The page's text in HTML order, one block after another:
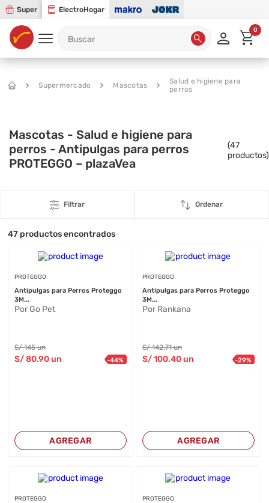
Super ElectroHogar
0
Supermercado Mascotas
Salud e higiene para
perros
Mascotas - Salud e higiene para
perros - Antipulgas para perros
PROTEGGO – plazaVea
(47
productos)
Filtrar Ordenar
47 productos encontrados
PROTEGGO
Antipulgas para Perros Proteggo
3M...
Por Go Pet
S/145 un
S/80.90 un -44%
AGREGAR
PROTEGGO
Antipulgas para Perros Proteggo
3M...
Por Rankana
S/142.71 un
S/100.40un -29%
AGREGAR
PROTEGGO PROTEGGO